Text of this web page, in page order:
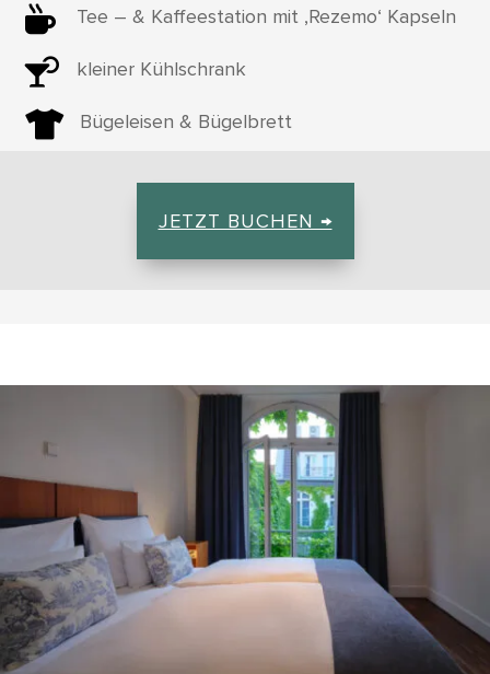
 Tee – & Kaffeestation mit ‚Rezemo‘ Kapseln
 kleiner Kühlschrank
 Bügeleisen & Bügelbrett
JETZT BUCHEN →